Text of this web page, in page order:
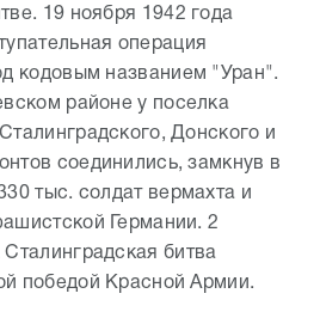
19 ноября 1942 года
операция
кодовым названием "Уран".
районе у поселка
Донского и
соединились, замкнув в
тыс. солдат вермахта и
Германии. 2
битва
победой Красной Армии.